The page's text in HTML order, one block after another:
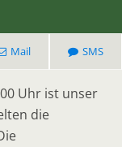
Mail SMS
Uhr ist unser
die